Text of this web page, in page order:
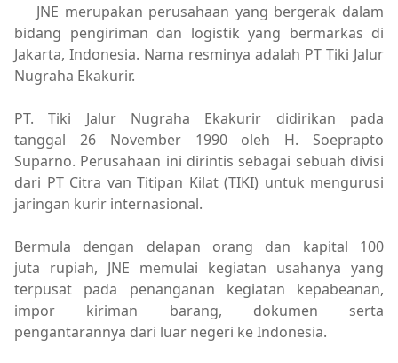
JNE merupakan perusahaan yang bergerak dalam
bidang pengiriman dan logistik yang bermarkas di
Jakarta, Indonesia. Nama resminya adalah PT Tiki Jalur
Nugraha Ekakurir.
PT. Tiki Jalur Nugraha Ekakurir didirikan pada
tanggal 26 November 1990 oleh H. Soeprapto
Suparno. Perusahaan ini dirintis sebagai sebuah divisi
dari PT Citra van Titipan Kilat (TIKI) untuk mengurusi
jaringan kurir internasional.
Bermula dengan delapan orang dan kapital 100
juta rupiah, JNE memulai kegiatan usahanya yang
terpusat pada penanganan kegiatan kepabeanan,
impor kiriman barang, dokumen serta
pengantarannya dari luar negeri ke Indonesia.